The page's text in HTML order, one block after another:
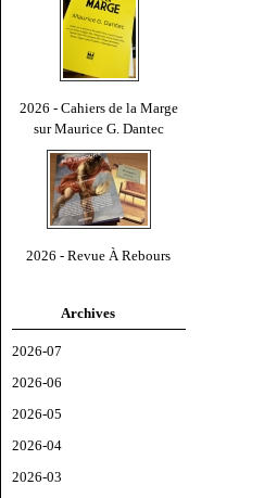
2026 - Cahiers de la Marge
sur Maurice G. Dantec
2026 - Revue À Rebours
Archives
2026-07
2026-06
2026-05
2026-04
2026-03